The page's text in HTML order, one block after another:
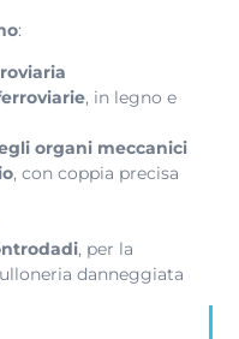
:
, in legno e
organi meccanici
, con coppia precisa
, per la
danneggiata